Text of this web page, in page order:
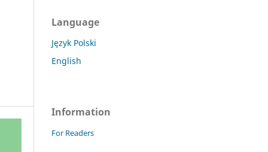
Language
Język Polski
English
Information
For Readers